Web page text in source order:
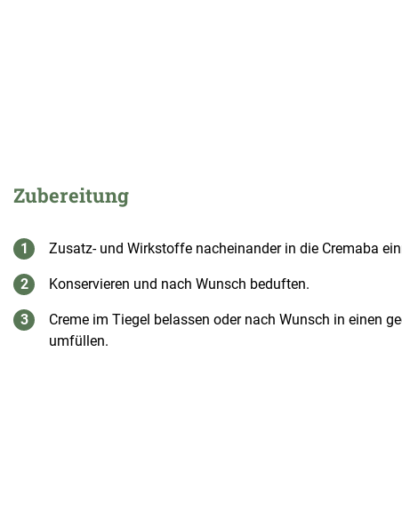
Zubereitung
Zusatz- und Wirkstoffe nacheinander in die Cremaba
Konservieren und nach Wunsch beduften.
Creme im Tiegel belassen oder nach Wunsch in einen
umfüllen.